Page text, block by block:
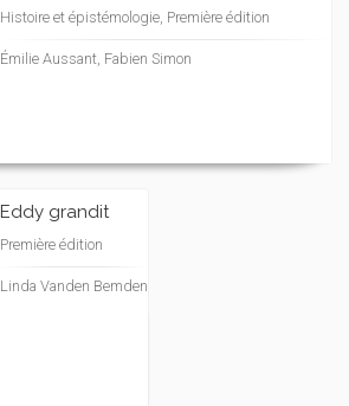
Histoire et épistémologie, Première édition
Émilie Aussant, Fabien Simon
Eddy grandit
Première édition
Linda Vanden Bemden